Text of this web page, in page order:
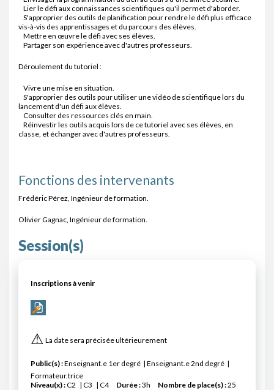
Lier le défi aux connaissances scientifiques qu'il permet d'aborder.
S'approprier des outils de planification pour rendre le défi plus efficace
vis-à-vis des apprentissages et du parcours des élèves.
Mettre en œuvre le défi avec ses élèves.
Partager son expérience avec d'autres professeurs.
Déroulement du tutoriel :
Vivre une mise en situation.
S'approprier des outils pour utiliser une vidéo de scientifique lors du
lancement d'un défi aux élèves.
Consulter des ressources clés en main.
Réinvestir les outils acquis lors de ce tutoriel avec ses élèves, en
classe, et échanger avec d'autres professeurs.
Fonctions des intervenants
Frédéric Pérez, Ingénieur de formation.
Olivier Gagnac, Ingénieur de formation.
Session(s)
Inscriptions à venir
⚠ La date sera précisée ultérieurement
Public(s) :Enseignant.e 1er degré
Enseignant.e 2nd degré
Formateur.trice
Niveau(x) :C2 C3 C4 Durée :3h Nombre de place(s) :25